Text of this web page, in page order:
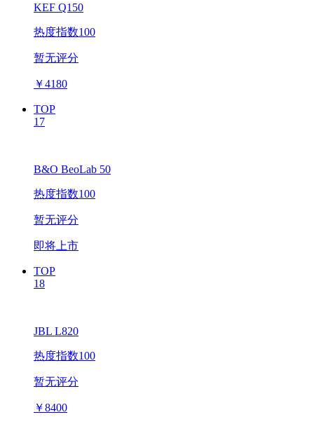
KEF Q150
热度指数100
暂无评分
￥4180
TOP
17
B&O BeoLab 50
热度指数100
暂无评分
即将上市
TOP
18
JBL L820
热度指数100
暂无评分
￥8400